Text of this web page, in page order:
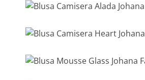
Blusa Mousse
Blusa
Body lila